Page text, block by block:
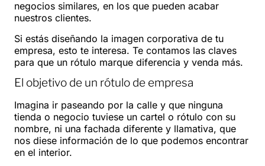
negocios similares, en los que pueden acabar
nuestros clientes.
Si estás diseñando la imagen corporativa de tu
empresa, esto te interesa. Te contamos las claves
para que un rótulo marque diferencia y venda más.
El objetivo de un rótulo de empresa
Imagina ir paseando por la calle y que ninguna
tienda o negocio tuviese un cartel o rótulo con su
nombre, ni una fachada diferente y llamativa, que
nos diese información de lo que podemos encontrar
en el interior.